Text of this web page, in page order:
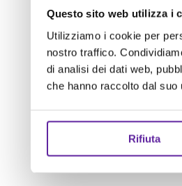
Questo sito web utilizza i
Utilizziamo i cookie per
nostro traffico.
di analisi dei dati web,
che hanno raccolto dal
Rifiuta